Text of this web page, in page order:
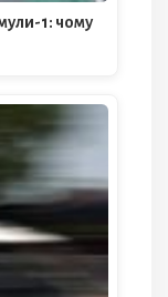
1: чому